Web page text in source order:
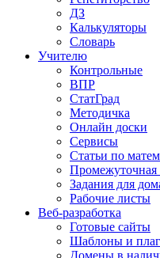
ДЗ
Калькуляторы
Словарь
Учителю
Контрольные
ВПР
СтатГрад
Методичка
Онлайн доски
Сервисы
Статьи по
Промежуточная
Задания для
Рабочие листы
Веб-разработка
Готовые сайты
Шаблоны и
Домены в